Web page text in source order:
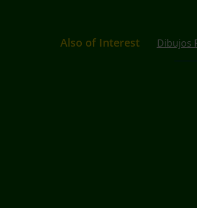
Also of Interest Dibujos